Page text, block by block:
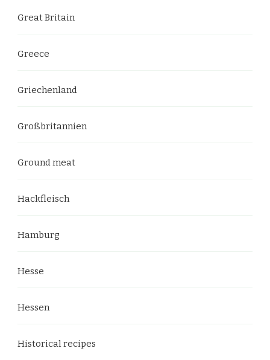
Great Britain
Greece
Griechenland
Großbritannien
Ground meat
Hackfleisch
Hamburg
Hesse
Hessen
Historical recipes